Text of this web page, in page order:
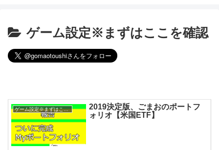
ゲーム設定※まずはここを確認
ゲーム設定※まずはここを確認
2019決定版、ごまおのポートフ
ォリオ【米国ETF】